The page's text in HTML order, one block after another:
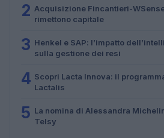
2 Acquisizione Fincantieri-
rimettono capitale
3 Henkel e SAP: l’impatto
sulla gestione dei resi
4 Scopri Lacta Innova: il
Lactalis
5 La nomina di Alessandra
Telsy